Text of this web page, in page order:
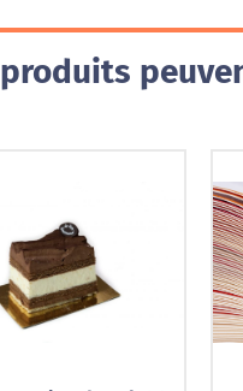
produits